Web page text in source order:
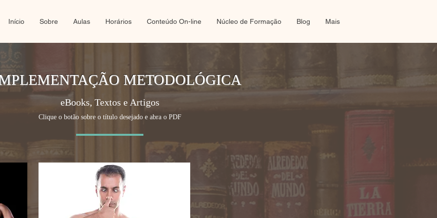
Início Sobre Aulas Horários Conteúdo On-line Núcleo de Formação Blog Mais
METODOLÓGICA
eBooks, Textos e Artigos
Clique o botão sobre o título desejado e abra o PDF